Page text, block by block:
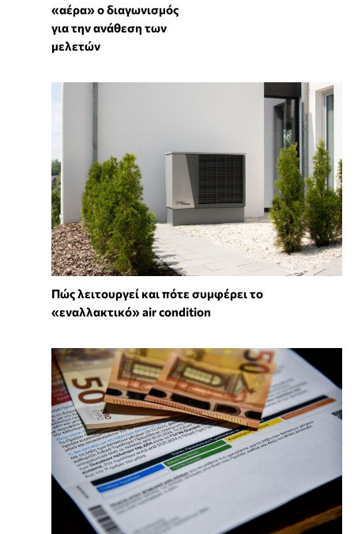
«αέρα» ο διαγωνισμός
για την ανάθεση των
μελετών
Πώς λειτουργεί και πότε συμφέρει το
«εναλλακτικό» air condition